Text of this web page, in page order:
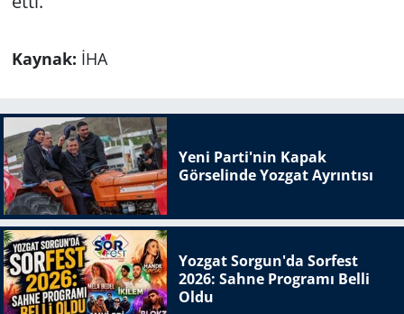
Kaynak: İHA
Yeni Parti'nin Kapak
Görselinde Yozgat Ayrıntısı
Yozgat Sorgun'da Sorfest
2026: Sahne Programı Belli
Oldu